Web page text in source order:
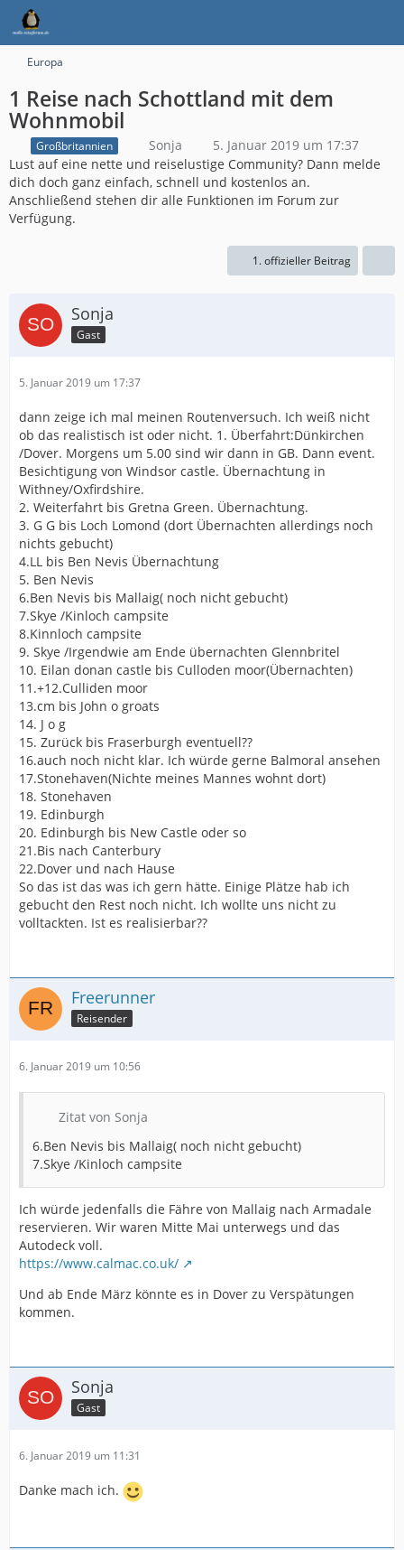
Europa
1 Reise nach Schottland mit dem
Wohnmobil
Großbritannien Sonja
5. Januar 2019 um 17:37
Lust auf eine nette und reiselustige Community? Dann melde
dich doch ganz einfach, schnell und kostenlos an.
Anschließend stehen dir alle Funktionen im Forum zur
Verfügung.
1. offizieller Beitrag
Sonja
Gast
5. Januar 2019 um 17:37
dann zeige ich mal meinen Routenversuch. Ich weiß nicht
ob das realistisch ist oder nicht. 1. Überfahrt:Dünkirchen
/Dover. Morgens um 5.00 sind wir dann in GB. Dann event.
Besichtigung von Windsor castle. Übernachtung in
Withney/Oxfirdshire.
2. Weiterfahrt bis Gretna Green. Übernachtung.
3. G G bis Loch Lomond (dort Übernachten allerdings noch
nichts gebucht)
4.LL bis Ben Nevis Übernachtung
5. Ben Nevis
6.Ben Nevis bis Mallaig( noch nicht gebucht)
7.Skye /Kinloch campsite
8.Kinnloch campsite
9. Skye /Irgendwie am Ende übernachten Glennbritel
10. Eilan donan castle bis Culloden moor(Übernachten)
11.+12.Culliden moor
13.cm bis John o groats
14. J o g
15. Zurück bis Fraserburgh eventuell??
16.auch noch nicht klar. Ich würde gerne Balmoral ansehen
17.Stonehaven(Nichte meines Mannes wohnt dort)
18. Stonehaven
19. Edinburgh
20. Edinburgh bis New Castle oder so
21.Bis nach Canterbury
22.Dover und nach Hause
So das ist das was ich gern hätte. Einige Plätze hab ich
gebucht den Rest noch nicht. Ich wollte uns nicht zu
volltackten. Ist es realisierbar??
Freerunner
Reisender
6. Januar 2019 um 10:56
Zitat von Sonja
6.Ben Nevis bis Mallaig( noch nicht gebucht)
7.Skye /Kinloch campsite
Ich würde jedenfalls die Fähre von Mallaig nach Armadale
reservieren. Wir waren Mitte Mai unterwegs und das
Autodeck voll.
https://www.calmac.co.uk/
Und ab Ende März könnte es in Dover zu Verspätungen
kommen.
Sonja
Gast
6. Januar 2019 um 11:31
Danke mach ich.